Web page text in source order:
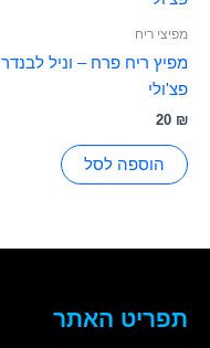
מפיצי ריח
מפיץ ריח פרח – וניל לבנדר
פצ'ולי
20 ₪
הוספה לסל
תפריט האתר